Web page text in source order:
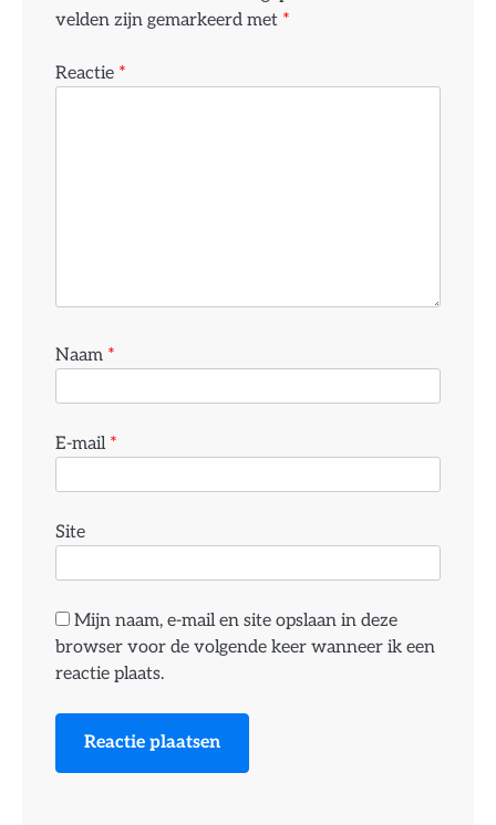
velden zijn gemarkeerd met *
Reactie *
Naam *
E-mail *
Site
Mijn naam, e-mail en site opslaan in deze
browser voor de volgende keer wanneer ik een
reactie plaats.